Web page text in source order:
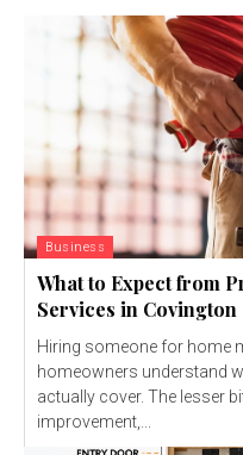
Business
What to Expect from
Services in Covington
Hiring someone for home
homeowners understand
actually cover. The lesser
improvement,...